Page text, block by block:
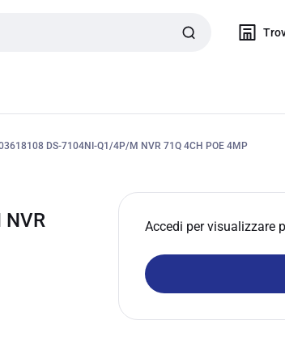
DS-7104NI-Q1/4P/M NVR 71Q 4CH POE 4MP
NVR
Accedi per visualizzare